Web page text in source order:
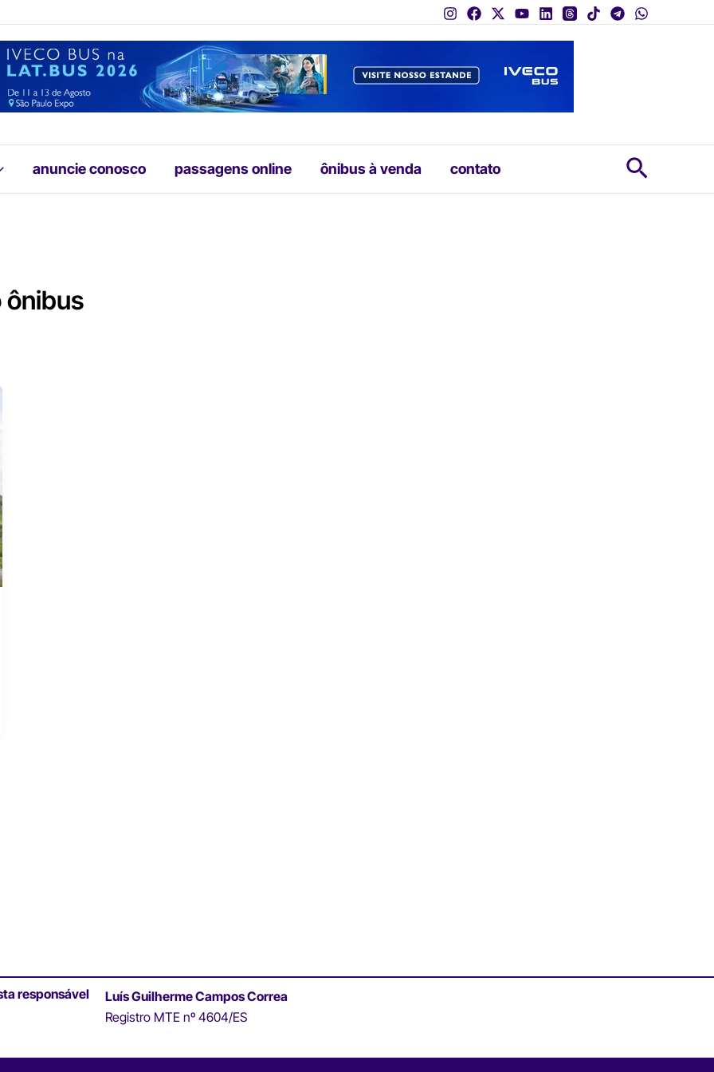
anuncie conosco passagens online ônibus à venda contato
ônibus
responsável
Luís Guilherme Campos Correa
Registro MTE nº 4604/ES